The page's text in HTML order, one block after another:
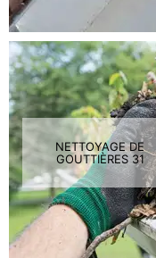
NETTOYAGE DE
GOUTTIÈRES 31